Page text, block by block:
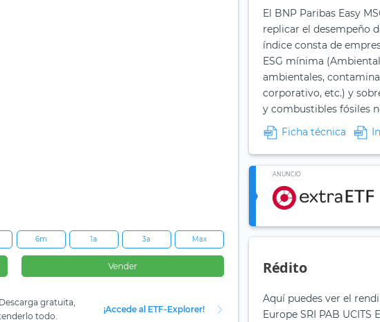
6m 1a 3a Max
Vender
gratuita,
todo.
¡Accede al ETF-Explorer!
El BNP Paribas Easy
replicar el desempeño
índice consta de
ESG mínima
ambientales,
corporativo, etc.) y
y combustibles fósiles
Ficha técnica
ANUNCIO
Rédito
Aquí puedes ver el
Europe SRI PAB UCITS